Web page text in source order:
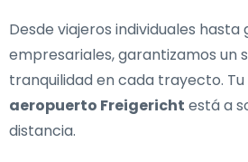
Desde viajeros individuales hasta
empresariales, garantizamos un
tranquilidad en cada trayecto. Tu
aeropuerto Freigericht está a
distancia.